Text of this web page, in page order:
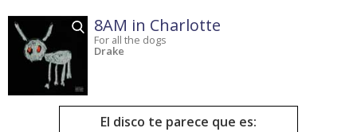
8AM in Charlotte
For all the dogs
Drake
El disco te parece que es: